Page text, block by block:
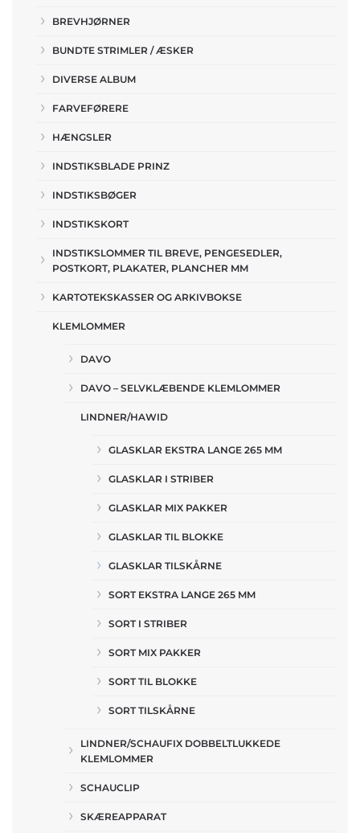
BREVHJØRNER
BUNDTE STRIMLER / ÆSKER
DIVERSE ALBUM
FARVEFØRERE
HÆNGSLER
INDSTIKSBLADE PRINZ
INDSTIKSBØGER
INDSTIKSKORT
INDSTIKSLOMMER TIL BREVE, PENGESEDLER,
POSTKORT, PLAKATER, PLANCHER MM
KARTOTEKSKASSER OG ARKIVBOKSE
KLEMLOMMER
DAVO
DAVO – SELVKLÆBENDE KLEMLOMMER
LINDNER/HAWID
GLASKLAR EKSTRA LANGE 265 MM
GLASKLAR I STRIBER
GLASKLAR MIX PAKKER
GLASKLAR TIL BLOKKE
GLASKLAR TILSKÅRNE
SORT EKSTRA LANGE 265 MM
SORT I STRIBER
SORT MIX PAKKER
SORT TIL BLOKKE
SORT TILSKÅRNE
LINDNER/SCHAUFIX DOBBELTLUKKEDE
KLEMLOMMER
SCHAUCLIP
SKÆREAPPARAT